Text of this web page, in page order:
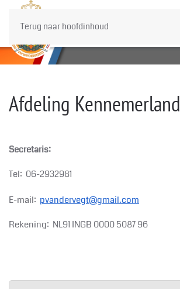
Terug naar hoofdinhoud
Afdeling Kennemerland
Secretaris:
Tel: 06-2932981
E-mail: pvandervegt@gmail.com
Rekening: NL91 INGB 0000 5087 96